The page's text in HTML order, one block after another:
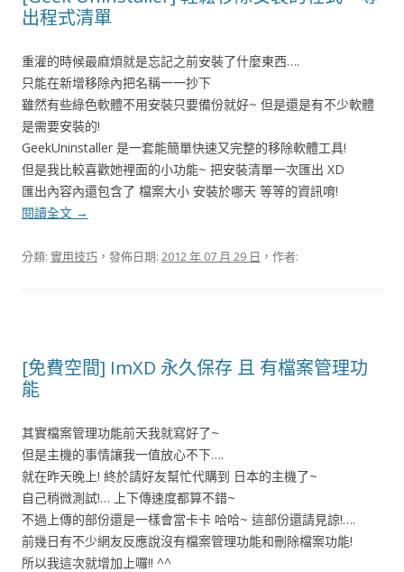
出程式清單
重灌的時候最麻煩就是忘記之前安裝了什麼東西….
只能在新增移除內把名稱一一抄下
雖然有些綠色軟體不用安裝只要備份就好~ 但是還是有不少軟體
是需要安裝的!
GeekUninstaller 是一套能簡單快速又完整的移除軟體工具!
但是我比較喜歡她裡面的小功能~ 把安裝清單一次匯出 XD
匯出內容內還包含了 檔案大小 安裝於哪天 等等的資訊唷!
閱讀全文 →
分類: 實用技巧 ，發佈日期: 2012 年 07 月 29 日 ，作者:
[免費空間] ImXD 永久保存 且 有檔案管理功
能
其實檔案管理功能前天我就寫好了~
但是主機的事情讓我一值放心不下….
就在昨天晚上! 終於請好友幫忙代購到 日本的主機了~
自己稍微測試!… 上下傳速度都算不錯~
不過上傳的部份還是一樣會當卡卡 哈哈~ 這部份還請見諒!….
前幾日有不少網友反應說沒有檔案管理功能和刪除檔案功能!
所以我這次就增加上囉!! ^^